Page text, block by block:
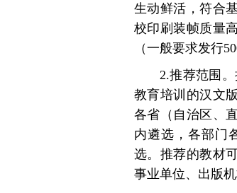
生动鲜活，符合
校印刷装帧质量
（一般要求发行
2.推荐范围
教育培训的汉文
各省（自治区、
内遴选，各部门
选。推荐的教材
事业单位、出版